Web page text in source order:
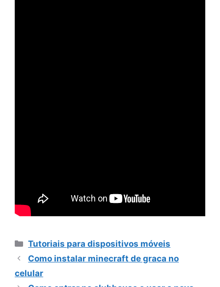
Categorias
Tutoriais para dispositivos móveis
Como instalar minecraft de graca no
celular